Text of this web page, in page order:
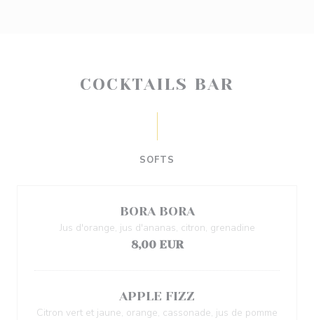
COCKTAILS BAR
SOFTS
BORA BORA
Jus d'orange, jus d'ananas, citron, grenadine
8,00 EUR
APPLE FIZZ
Citron vert et jaune, orange, cassonade, jus de pomme